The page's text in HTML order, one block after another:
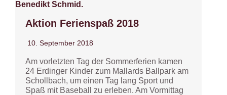
Aktion Ferienspaß 2018
10. September 2018
Am vorletzten Tag der Sommerferien kamen
24 Erdinger Kinder zum Mallards Ballpark am
Schollbach, um einen Tag lang Sport und
Spaß mit Baseball zu erleben. Am Vormittag